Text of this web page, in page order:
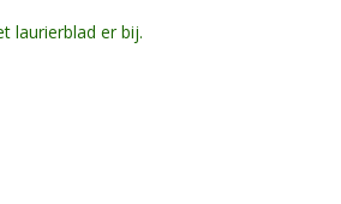
laurierblad er bij.